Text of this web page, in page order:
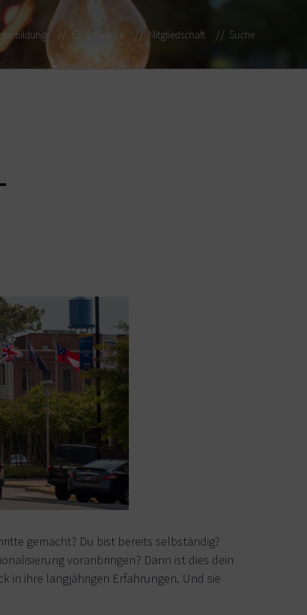
Coachsuche Mitgliedschaft Suche
gemacht? Du bist bereits selbständig?
voranbringen? Dann ist dies dein
in ihre langjährigen Erfahrungen. Und sie